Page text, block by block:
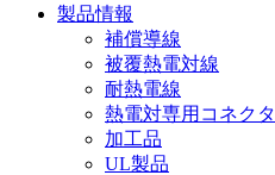
製品情報
補償導線
被覆熱電対線
耐熱電線
熱電対専用コネクタ
加工品
UL製品